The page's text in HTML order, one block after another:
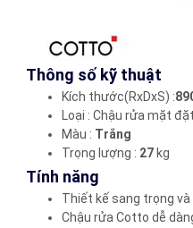
Thông số kỹ thuật
Kích thước(RxDxS) :
Loại : Chậu rửa mặt
Màu : Trắng
Trọng lượng : 27 kg
Tính năng
Thiết kế sang trọng và
Chậu rửa Cotto dễ